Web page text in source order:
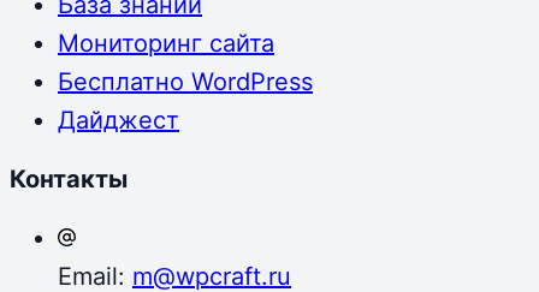
Мониторинг сайта
Бесплатно WordPress
Дайджест
Контакты
Email: m@wpcraft.ru